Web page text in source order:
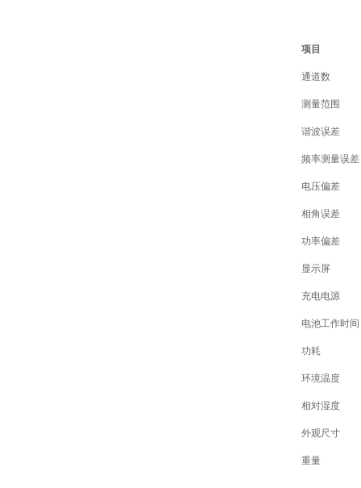
项目
通道数
测量范围
谐波误差
频率测量误差
电压偏差
相角误差
功率偏差
显示屏
充电电源
电池工作时间
功耗
环境温度
相对湿度
外观尺寸
重量